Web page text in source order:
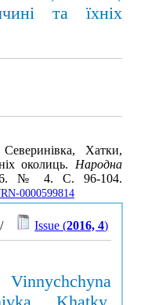
та їхніх
Хатки,
околиць. Народна
№ 4. С. 96-104.
0000599814
Issue (2016, 4)